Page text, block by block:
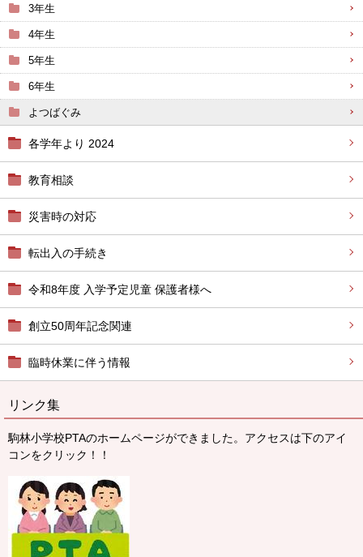
3年生
4年生
5年生
6年生
よつばぐみ
各学年より 2024
教育相談
災害時の対応
転出入の手続き
令和8年度 入学予定児童 保護者様へ
創立50周年記念関連
臨時休業に伴う情報
リンク集
駒林小学校PTAのホームページができました。アクセスは下のアイ
コンをクリック！！